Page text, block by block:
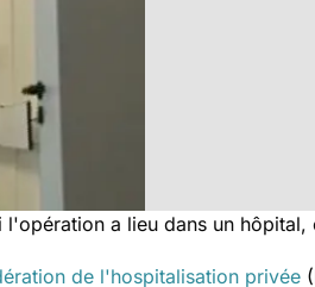
a lieu dans un
de l'hospitalisation privée